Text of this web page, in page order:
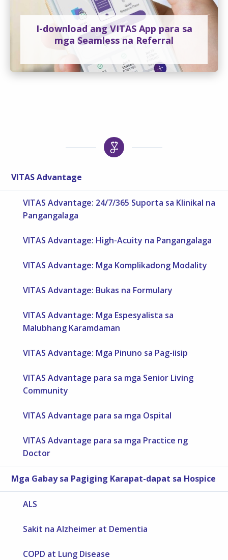
I-download ang VITAS App para sa
mga Seamless na Referral
VITAS Advantage
VITAS Advantage: 24/7/365 Suporta sa Klinikal na
Pangangalaga
VITAS Advantage: High-Acuity na Pangangalaga
VITAS Advantage: Mga Komplikadong Modality
VITAS Advantage: Bukas na Formulary
VITAS Advantage: Mga Espesyalista sa
Malubhang Karamdaman
VITAS Advantage: Mga Pinuno sa Pag-iisip
VITAS Advantage para sa mga Senior Living
Community
VITAS Advantage para sa mga Ospital
VITAS Advantage para sa mga Practice ng
Doctor
Mga Gabay sa Pagiging Karapat-dapat sa Hospice
ALS
Sakit na Alzheimer at Dementia
COPD at Lung Disease